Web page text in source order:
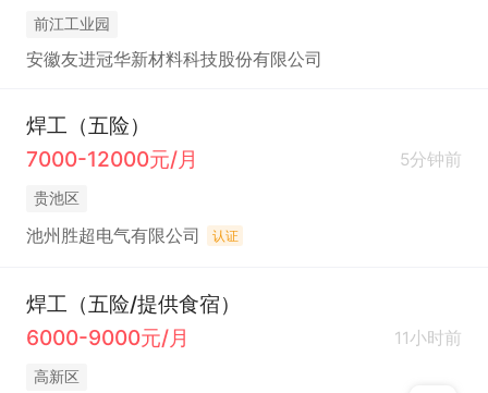
前江工业园
安徽友进冠华新材料科技股份有限公司
焊工（五险）
7000-12000元/月
5分钟前
贵池区
池州胜超电气有限公司 认证
焊工（五险/提供食宿）
6000-9000元/月
11小时前
高新区